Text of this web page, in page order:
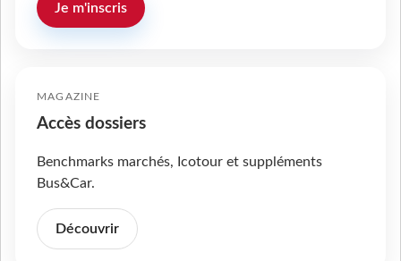
Je m'inscris
MAGAZINE
Accès dossiers
Benchmarks marchés, Icotour et suppléments
Bus&Car.
Découvrir